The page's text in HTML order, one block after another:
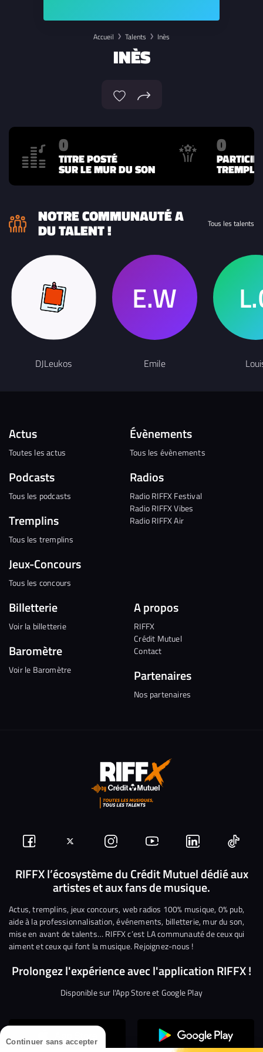
Continuer sans accepter
Accueil Talents Inès
INÈS
0
TITRE POSTÉ
SUR LE MUR DU SON
0
NOTRE COMMUNAUTÉ A
DU TALENT ! Tous les talents
DJLeukos Emile
Actus
Toutes les actus
Podcasts
Tous les podcasts
Tremplins
Tous les tremplins
Jeux-Concours
Tous les concours
Évènements
Tous les évènements
Radios
Radio RIFFX Festival
Radio RIFFX Vibes
Radio RIFFX Air
Billetterie
Voir la billetterie
Baromètre
Voir le Baromètre
A propos
RIFFX
Crédit Mutuel
Contact
Partenaires
Nos partenaires
Suivez-
nous
Facebook
Suivez-
nous
sur
Twitter
Nous
rejoindre
sur
Instagram
Nous
rejoindre
sur
YouTube
Nous
rejoindre
sur
Linkedin
Nous
RIFFX l’écosystème du Crédit Mutuel dédié aux
artistes et aux fans de musique.
Actus, tremplins, jeux concours, web radios 100% musique, 0% pub,
aide à la professionnalisation, événements, billetterie, mur du son,
mise en avant de talents… RIFFX c’est LA communauté de ceux qui
aiment et ceux qui font la musique. Rejoignez-nous !
Prolongez l'expérience avec l'application RIFFX !
Disponible sur l'App Store et Google Play